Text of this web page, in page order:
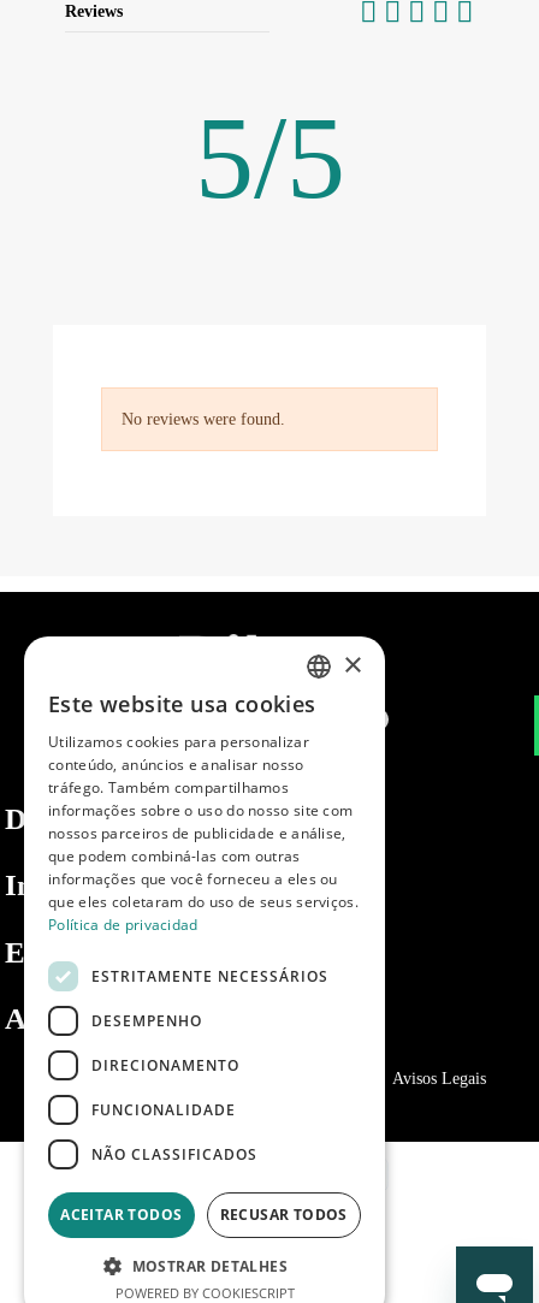
Reviews
5/5
No reviews were found.
Dibaq
Informações
Espaço privado
Apoio ao cliente
Política de Privacidade Avisos Legais
SPANISH
ENGLISH
PORTUGUESE
×
Este website usa cookies
Utilizamos cookies para personalizar
conteúdo, anúncios e analisar nosso
tráfego. Também compartilhamos
informações sobre o uso do nosso site com
nossos parceiros de publicidade e análise,
que podem combiná-las com outras
informações que você forneceu a eles ou
que eles coletaram do uso de seus serviços.
Política de privacidad
ESTRITAMENTE NECESSÁRIOS
DESEMPENHO
DIRECIONAMENTO
FUNCIONALIDADE
NÃO CLASSIFICADOS
ACEITAR TODOS RECUSAR TODOS
MOSTRAR DETALHES
POWERED BY COOKIESCRIPT